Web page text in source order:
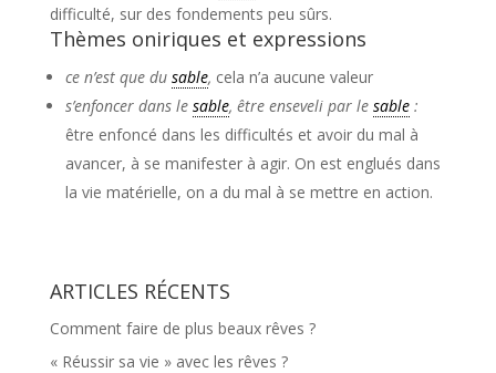
difficulté, sur des fondements peu sûrs.
Thèmes oniriques et expressions
ce n’est que du sable, cela n’a aucune valeur
s’enfoncer dans le sable, être enseveli par le sable:
être enfoncé dans les difficultés et avoir du mal à
avancer, à se manifester à agir. On est englués dans
la vie matérielle, on a du mal à se mettre en action.
ARTICLES RÉCENTS
Comment faire de plus beaux rêves ?
« Réussir sa vie » avec les rêves ?